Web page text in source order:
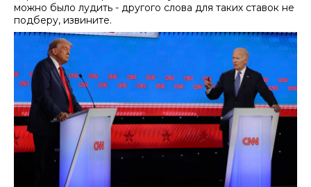
можно было лудить - другого слова для таких ставок не
подберу, извините.